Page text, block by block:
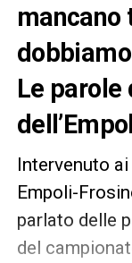
mancano
Le parole
Intervenuto
Empoli-
parlato delle
del